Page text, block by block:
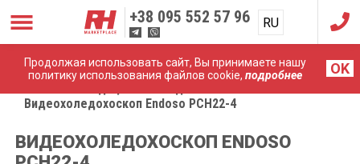
Продолжая использовать сайт, Вы принимаете нашу
политику использования файлов cookie, подробнее OK
+38 095 552 57 96 RU
UA
Видеохоледохоскоп Endoso PCH22-4
ВИДЕОХОЛЕДОХОСКОП ENDOSO